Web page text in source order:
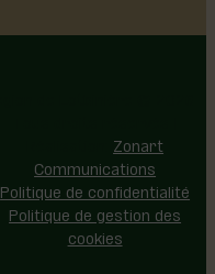
Zonart
Communications
Politique de confidentialité
Politique de gestion des
cookies